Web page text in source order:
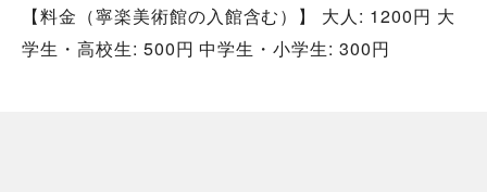
【料金（寧楽美術館の入館含む）】 大人: 1200円 大
学生・高校生: 500円 中学生・小学生: 300円